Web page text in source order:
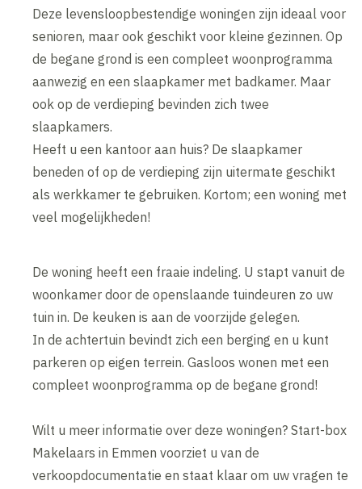
Deze levensloopbestendige woningen zijn ideaal voor
senioren, maar ook geschikt voor kleine gezinnen. Op
de begane grond is een compleet woonprogramma
aanwezig en een slaapkamer met badkamer. Maar
ook op de verdieping bevinden zich twee
slaapkamers.
Heeft u een kantoor aan huis? De slaapkamer
beneden of op de verdieping zijn uitermate geschikt
als werkkamer te gebruiken. Kortom; een woning met
veel mogelijkheden!
De woning heeft een fraaie indeling. U stapt vanuit de
woonkamer door de openslaande tuindeuren zo uw
tuin in. De keuken is aan de voorzijde gelegen.
In de achtertuin bevindt zich een berging en u kunt
parkeren op eigen terrein. Gasloos wonen met een
compleet woonprogramma op de begane grond!
Wilt u meer informatie over deze woningen? Start-box
Makelaars in Emmen voorziet u van de
verkoopdocumentatie en staat klaar om uw vragen te